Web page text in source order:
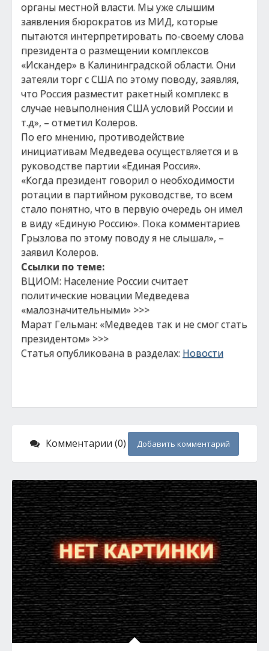
органы местной власти. Мы уже слышим
заявления бюрократов из МИД, которые
пытаются интерпретировать по-своему слова
президента о размещении комплексов
«Искандер» в Калининградской области. Они
затеяли торг с США по этому поводу, заявляя,
что Россия разместит ракетный комплекс в
случае невыполнения США условий России и
т.д», – отметил Колеров.
По его мнению, противодействие
инициативам Медведева осуществляется и в
руководстве партии «Единая Россия».
«Когда президент говорил о необходимости
ротации в партийном руководстве, то всем
стало понятно, что в первую очередь он имел
в виду «Единую Россию». Пока комментариев
Грызлова по этому поводу я не слышал», –
заявил Колеров.
Ссылки по теме:
ВЦИОМ: Население России считает
политические новации Медведева
«малозначительными» >>>
Марат Гельман: «Медведев так и не смог стать
президентом» >>>
Статья опубликована в разделах: Новости
Комментарии (0) Добавить комментарий